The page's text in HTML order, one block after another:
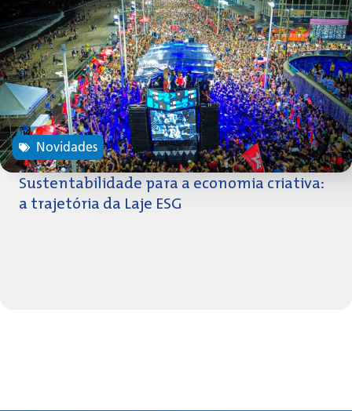
Novidades
Sustentabilidade para a economia criativa:
a trajetória da Laje ESG